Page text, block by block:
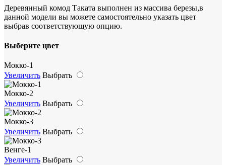
Деревянный комод Таката выполнен из массива березы,в
данной модели вы можете самостоятельно указать цвет
выбрав соответствующую опцию.
Выберите цвет
Мокко-1
Увеличить Выбрать
Мокко-2
Увеличить Выбрать
Мокко-3
Увеличить Выбрать
Венге-1
Увеличить Выбрать